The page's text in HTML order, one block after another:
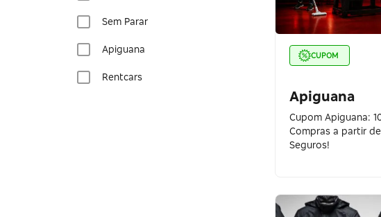
Sem Parar
Apiguana
Rentcars
CUPOM
Apiguana
Cupom Apiguana:
Compras a partir
Seguros!